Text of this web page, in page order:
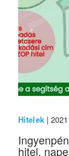
Hitelek| 2021
hitel,